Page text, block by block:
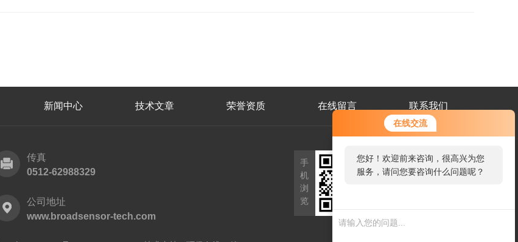
在线交流
您好！欢迎前来咨询，很高兴为您
服务，请问您要咨询什么问题呢？
新闻中心 技术文章 荣誉资质 在线留言 联系我们
传真
0512-62988329
公司地址
www.broadsensor-tech.com
手
机
浏
览
公
众
号